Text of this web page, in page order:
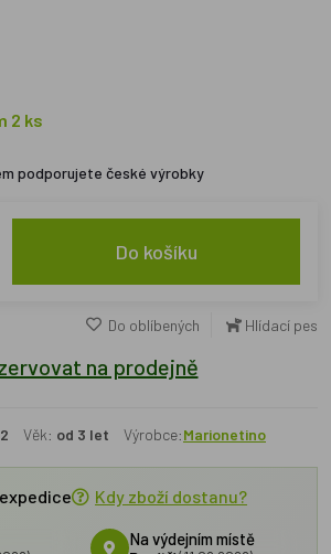
2 ks
podporujete české výrobky
Do košíku
Do oblíbených Hlídací pes
na prodejně
Věk: od 3 let Výrobce:Marionetino
Kdy zboží dostanu?
Na výdejním místě